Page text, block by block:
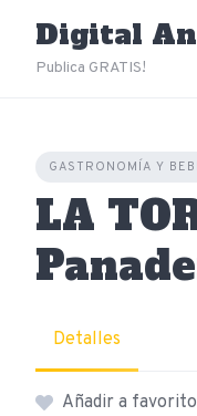
content
Digital
Publica GRATIS!
GASTRONOMÍA Y
LA
Detalles
Añadir a